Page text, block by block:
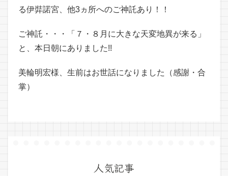
る伊弉諾宮、他3ヵ所へのご神託あり！！
ご神託・・・「７・８月に大きな天変地異が来る」
と、本日朝にありました!!
美輪明宏様、生前はお世話になりました（感謝・合
掌）
人気記事